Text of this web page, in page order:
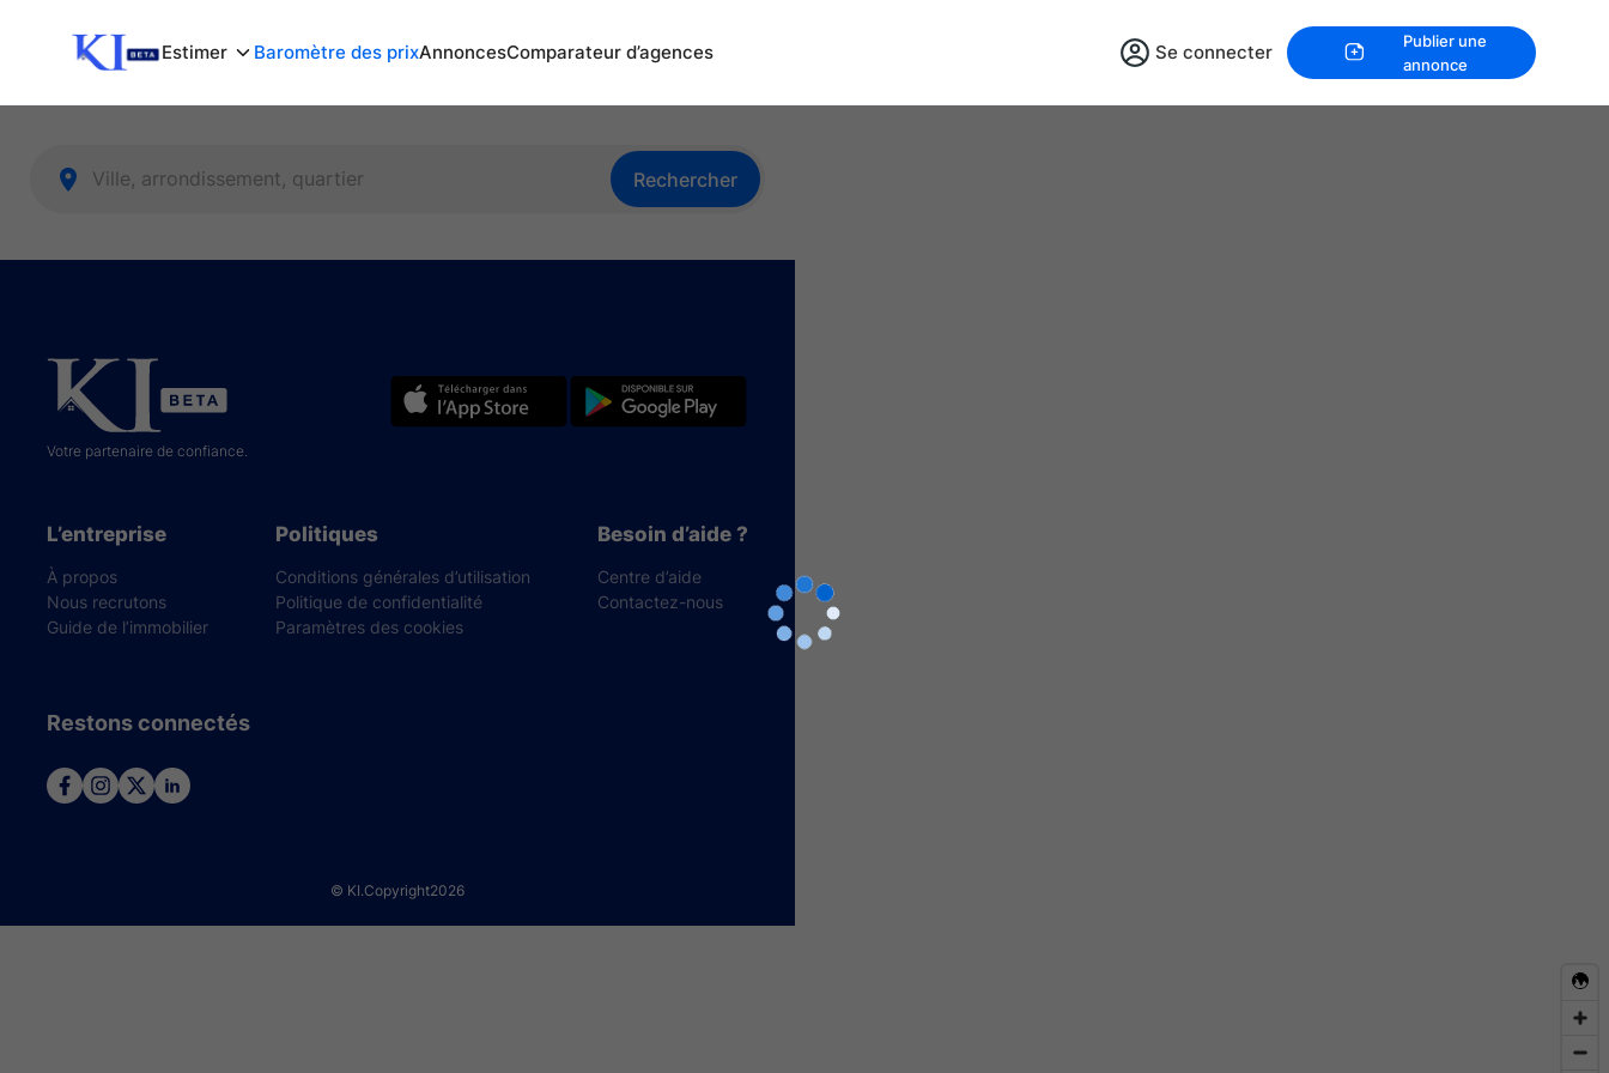
Estimer Baromètre des prixAnnoncesComparateur d’agences Se connecter
Publier une
annonce
Rechercher
Votre partenaire de confiance.
L’entreprise
À propos
Nous recrutons
Guide de l’immobilier
Politiques
Conditions générales d’utilisation
Politique de confidentialité
Paramètres des cookies
Besoin d’aide ?
Centre d’aide
Contactez-nous
Restons connectés
© KI.Copyright2026